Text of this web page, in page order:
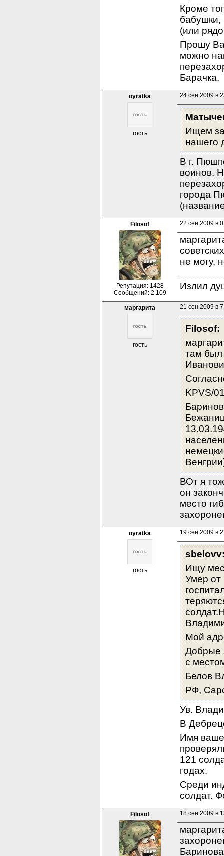
Кроме
бабушки,
(или
Прошу
можно
Барачка.
oyratka
гость
24 сен 2009 в
Ищем
нашего
В г.
воинов.
города
Filosof
Репутация: 1428
Сообщений: 2.109
22 сен 2009 в
не могу,
Излил
маргарита
гость
21 сен 2009 в
Filosof:
там был
KPVS/
ВОт я
он
место
oyratka
гость
19 сен 2009 в
Ищу
Умер от
Мой
Добрые
с
Белов
РФ,
Ув.
В
Имя
121
годах.
Среди
солдат.
Filosof 18 сен 2009 в